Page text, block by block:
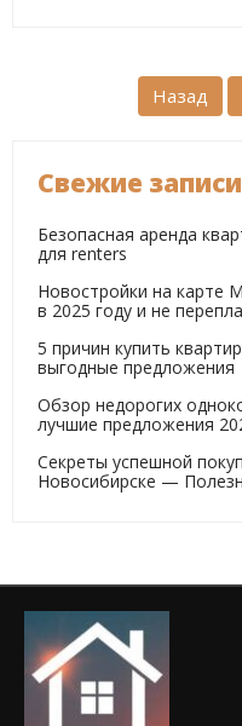
ПагинацияНазад
Свежие записи
Безопасная аренда
для renters
Новостройки на карте
в 2025 году и не
5 причин купить
выгодные предложения
Обзор недорогих
лучшие предложения
Секреты успешной
Новосибирске —